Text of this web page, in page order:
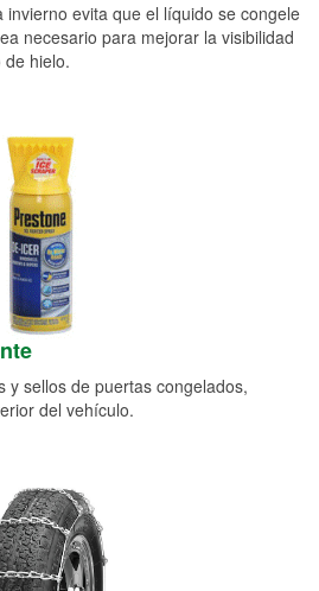
invierno evita que el líquido se congele
necesario para mejorar la visibilidad
hielo.
y sellos de puertas congelados,
del vehículo.